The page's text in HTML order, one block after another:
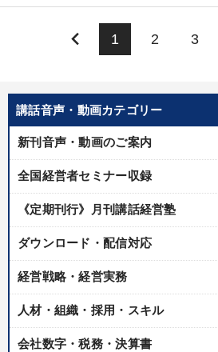
講話音声・動画カテゴリー
新刊音声・動画のご案内
全国経営者セミナー収録
《定期刊行》月刊講話経営塾
ダウンロード・配信対応
経営戦略・経営実務
人材・組織・採用・スキル
会社数字・税務・決算書
keyboard_arrow_left 1 2 3